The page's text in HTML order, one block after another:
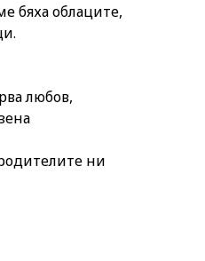
бяха облаците,
любов,
ни